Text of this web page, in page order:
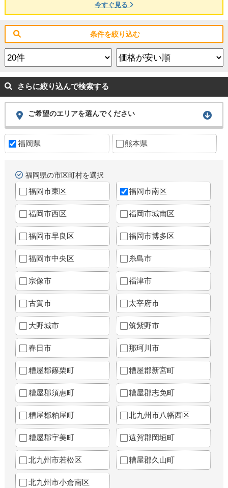
今すぐ見る
条件を絞り込む
さらに絞り込んで検索する
ご希望のエリアを選んでください
福岡県 熊本県
福岡県の市区町村を選択
福岡市東区 福岡市南区
福岡市西区 福岡市城南区
福岡市早良区 福岡市博多区
福岡市中央区 糸島市
宗像市 福津市
古賀市 太宰府市
大野城市 筑紫野市
春日市 那珂川市
糟屋郡篠栗町 糟屋郡新宮町
糟屋郡須惠町 糟屋郡志免町
糟屋郡粕屋町 北九州市八幡西区
糟屋郡宇美町 遠賀郡岡垣町
北九州市若松区 糟屋郡久山町
北九州市小倉南区